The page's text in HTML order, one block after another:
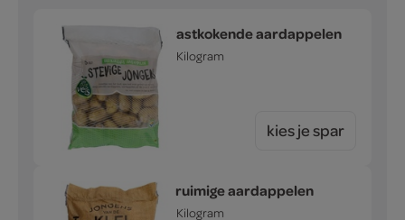
vastkokende aardappelen
5 Kilogram
kies je spar
kruimige aardappelen
5 Kilogram